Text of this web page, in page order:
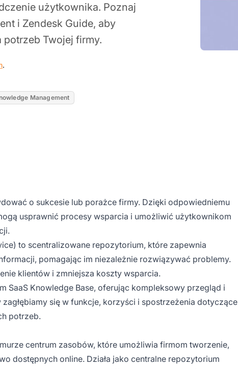
użytkownika. Poznaj
i Zendesk Guide, aby
Twojej firmy.
.
Management
o sukcesie lub porażce firmy. Dzięki odpowiedniemu
usprawnić procesy wsparcia i umożliwić użytkownikom
to scentralizowane repozytorium, które zapewnia
pomagając im niezależnie rozwiązywać problemy.
klientów i zmniejsza koszty wsparcia.
SaaS Knowledge Base, oferując kompleksowy przegląd i
zagłębiamy się w funkcje, korzyści i spostrzeżenia dotyczące
potrzeb.
centrum zasobów, które umożliwia firmom tworzenie,
dostępnych online. Działa jako centralne repozytorium